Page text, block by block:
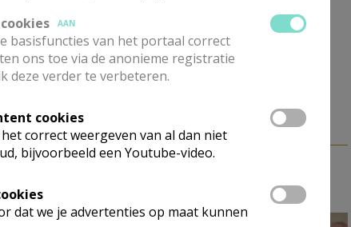
AAN
basisfuncties van het portaal correct
ons toe via de anonieme registratie
deze verder te verbeteren.
cookies
correct weergeven van al dan niet
bijvoorbeeld een Youtube-video.
dat we je advertenties op maat kunnen